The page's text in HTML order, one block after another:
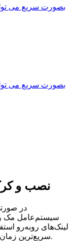
نصب و
در
سیستم‌عامل مک را
لینک‌های رو‌به‌رو
سریع‌ترین زمان ممکن بر روی سیستم شما نصب و کرک شود.